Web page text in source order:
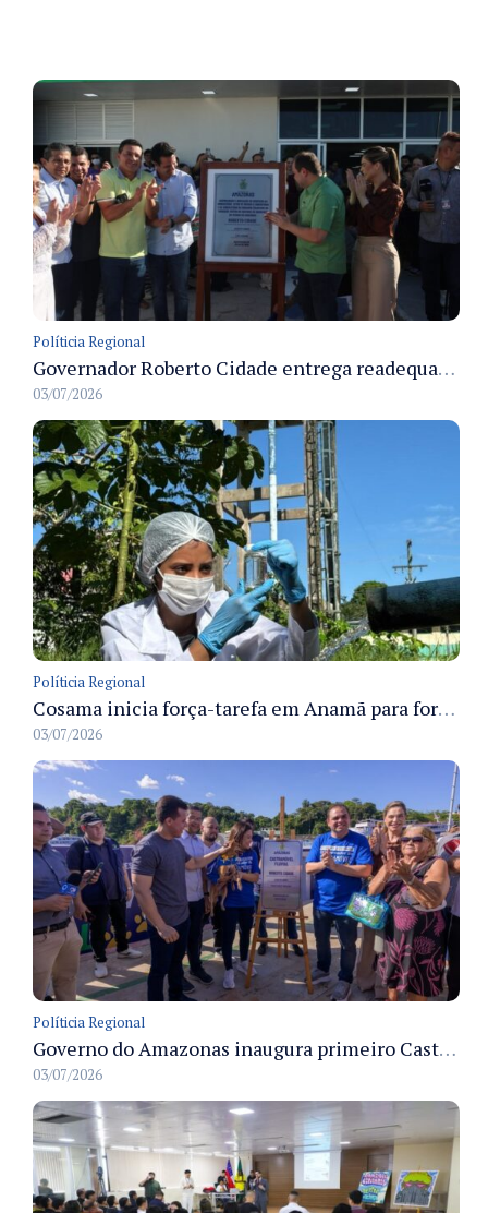
Políticia Regional
Governador Roberto Cidade entrega readequação do ambulatório da FCecon e amplia capacidade de atendimento oncológico em Manaus
03/07/2026
Políticia Regional
Cosama inicia força-tarefa em Anamã para fortalecer abastecimento de água e segurança hídrica da população
03/07/2026
Políticia Regional
Governo do Amazonas inaugura primeiro Castramóvel Fluvial para atendimento veterinário às comunidades ribeirinhas e castração gratuita
03/07/2026